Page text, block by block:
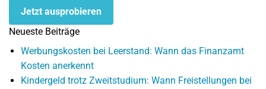
Jetzt ausprobieren
Neueste Beiträge
Werbungskosten bei Leerstand: Wann das Finanzamt
Kosten anerkennt
Kindergeld trotz Zweitstudium: Wann Freistellungen bei